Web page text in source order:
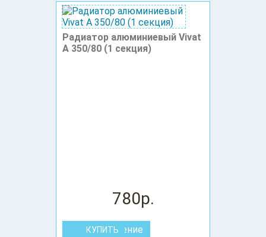
Радиатор алюминиевый Vivat
A 350/80 (1 секция)
780р.
В сравнение